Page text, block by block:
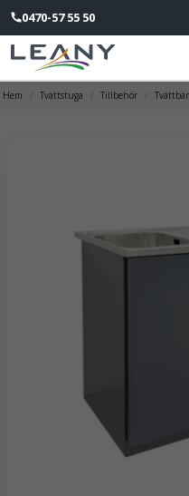
0470-57 55 50
Hem Tvättstuga Tillbehör